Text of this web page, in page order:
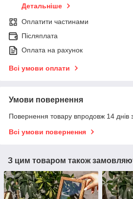
Детальніше
Оплатити частинами
Післяплата
Оплата на рахунок
Всі умови оплати
Умови повернення
Повернення товару впродовж 14 днів
Всі умови повернення
З цим товаром також